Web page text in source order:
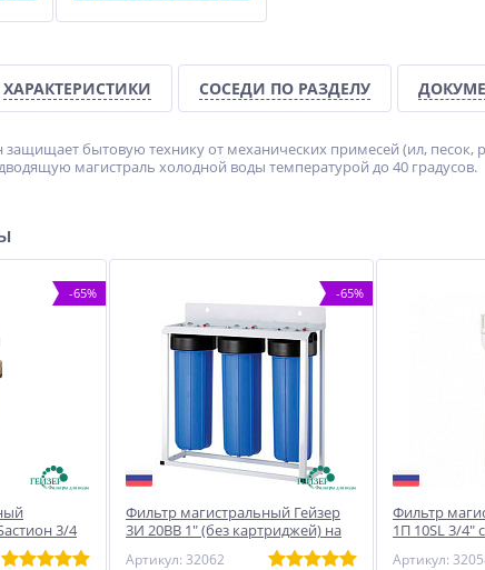
ХАРАКТЕРИСТИКИ СОСЕДИ ПО РАЗДЕЛУ
защищает бытовую технику от механических примесей (ил,
магистраль холодной воды температурой до 40 градусов.
-65%
3/4
-65%
Фильтр магистральный Гейзер
3И 20BB 1" (без картриджей) на
Артикул: 32062
Фильтр
1П 10SL 3/4"
Артикул: